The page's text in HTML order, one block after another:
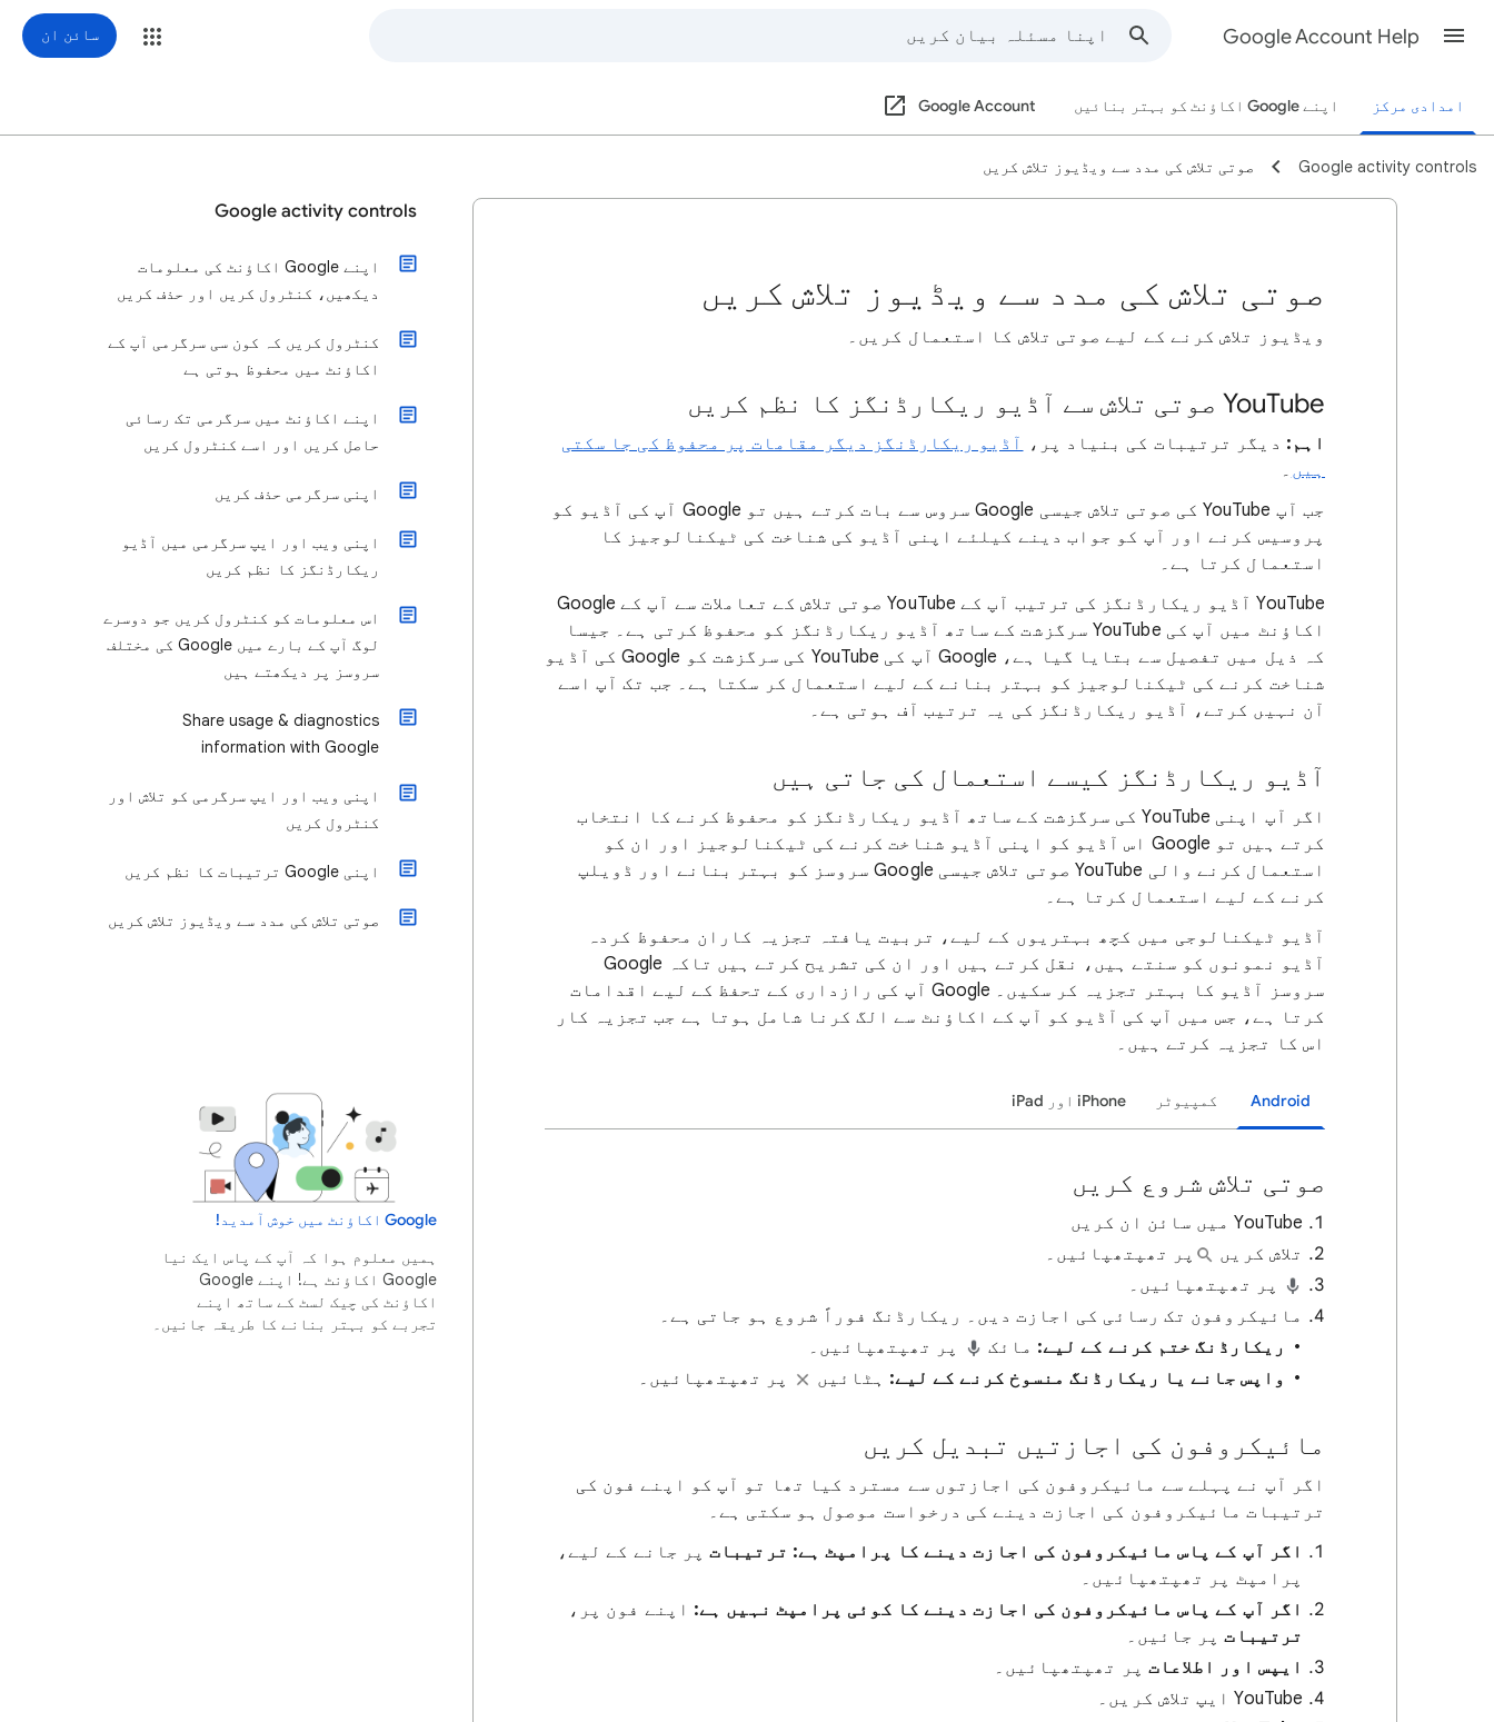
Google Account Help سائن ان
امدادی مرکز اپنے Google اکاؤنٹ کو بہتر بنائیں Google Account
Google activity controls صوتی تلاش کی مدد سے ویڈیوز تلاش کریں
صوتی تلاش کی مدد سے ویڈیوز تلاش کریں
ویڈیوز تلاش کرنے کے لیے صوتی تلاش کا استعمال کریں۔
YouTube صوتی تلاش سے آڈیو ریکارڈنگز کا نظم کریں
اہم: دیگر ترتیبات کی بنیاد پر، آڈیو ریکارڈنگز دیگر مقامات پر محفوظ کی جا سکتی
ہیں ۔
جب آپ YouTube کی صوتی تلاش جیسی Google سروس سے بات کرتے ہیں تو Google آپ کی آڈیو کو
پروسیس کرنے اور آپ کو جواب دینے کیلئے اپنی آڈیو کی شناخت کی ٹیکنالوجیز کا
استعمال کرتا ہے۔
YouTube آڈیو ریکارڈنگز کی ترتیب آپ کے YouTube صوتی تلاش کے تعاملات سے آپ کے Google
اکاؤنٹ میں آپ کی YouTube سرگزشت کے ساتھ آڈیو ریکارڈنگز کو محفوظ کرتی ہے۔ جیسا
کہ ذیل میں تفصیل سے بتایا گیا ہے، Google آپ کی YouTube کی سرگزشت کو Google کی آڈیو
شناخت کرنے کی ٹیکنالوجیز کو بہتر بنانے کے لیے استعمال کر سکتا ہے۔ جب تک آپ اسے
آن نہیں کرتے، آڈیو ریکارڈنگز کی یہ ترتیب آف ہوتی ہے۔
آڈیو ریکارڈنگز کیسے استعمال کی جاتی ہیں
اگر آپ اپنی YouTube کی سرگزشت کے ساتھ آڈیو ریکارڈنگز کو محفوظ کرنے کا انتخاب
کرتے ہیں تو Google اس آڈیو کو اپنی آڈیو شناخت کرنے کی ٹیکنالوجیز اور ان کو
استعمال کرنے والی YouTube صوتی تلاش جیسی Google سروسز کو بہتر بنانے اور ڈویلپ
کرنے کے لیے استعمال کرتا ہے۔
آڈیو ٹیکنالوجی میں کچھ بہتریوں کے لیے، تربیت یافتہ تجزیہ کاران محفوظ کردہ
آڈیو نمونوں کو سنتے ہیں، نقل کرتے ہیں اور ان کی تشریح کرتے ہیں تاکہ Google
سروسز آڈیو کا بہتر تجزیہ کر سکیں۔ Google آپ کی رازداری کے تحفظ کے لیے اقدامات
کرتا ہے، جس میں آپ کی آڈیو کو آپ کے اکاؤنٹ سے الگ کرنا شامل ہوتا ہے جب تجزیہ کار
اس کا تجزیہ کرتے ہیں۔
Android کمپیوٹر ‫iPhone اور iPad
صوتی تلاش شروع کریں
YouTube میں سائن ان کریں
تلاش کریں
پر تھپتھپائیں۔
پر تھپتھپائیں۔
مائیکروفون تک رسائی کی اجازت دیں۔ ریکارڈنگ فوراً شروع ہو جاتی ہے۔
ریکارڈنگ ختم کرنے کے لیے: مائک
پر تھپتھپائیں۔
واپس جانے یا ریکارڈنگ منسوخ کرنے کے لیے: ہٹائیں پر تھپتھپائیں۔
مائیکروفون کی اجازتیں تبدیل کریں
اگر آپ نے پہلے سے مائیکروفون کی اجازتوں سے مسترد کیا تھا تو آپ کو اپنے فون کی
ترتیبات مائیکروفون کی اجازت دینے کی درخواست موصول ہو سکتی ہے۔
اگر آپ کے پاس مائیکروفون کی اجازت دینے کا پرامپٹ ہے: ترتیباتپر جانے کے لیے،
پرامپٹ پر تھپتھپائیں۔
اگر آپ کے پاس مائیکروفون کی اجازت دینے کا کوئی پرامپٹ نہیں ہے: اپنے فون پر،
ترتیباتپر جائیں۔
ایپس اور اطلاعات پر تھپتھپائیں۔
YouTube ایپ تلاش کریں۔
Google activity controls
اپنے Google اکاؤنٹ کی معلومات
دیکھیں، کنٹرول کریں اور حذف کریں
کنٹرول کریں کہ کون سی سرگرمی آپ کے
اکاؤنٹ میں محفوظ ہوتی ہے
اپنے اکاؤنٹ میں سرگرمی تک رسائی
حاصل کریں اور اسے کنٹرول کریں
اپنی سرگرمی حذف کریں
اپنی ویب اور ایپ سرگرمی میں آڈیو
ریکارڈنگز کا نظم کریں
اس معلومات کو کنٹرول کریں جو دوسرے
لوگ آپ کے بارے میں Google کی مختلف
سروسز پر دیکھتے ہیں
Share usage & diagnostics
information with Google
اپنی ویب اور ایپ سرگرمی کو تلاش اور
کنٹرول کریں
اپنی Google ترتیبات کا نظم کریں
صوتی تلاش کی مدد سے ویڈیوز تلاش کریں
Google اکاؤنٹ میں خوش آمدید!
ہمیں معلوم ہوا کہ آپ کے پاس ایک نیا
Google اکاؤنٹ ہے! اپنے Google
اکاؤنٹ کی چیک لسٹ کے ساتھ اپنے
تجربے کو بہتر بنانے کا طریقہ جانیں۔